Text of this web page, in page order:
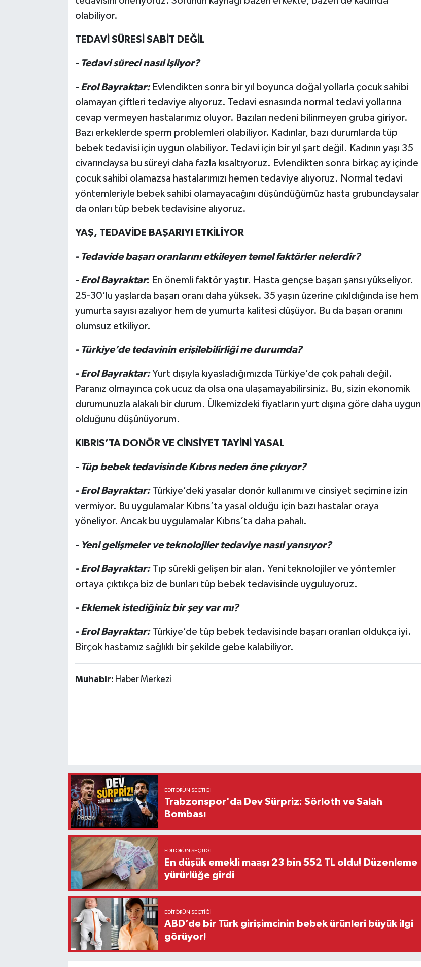
olabiliyor.
TEDAVİ SÜRESİ SABİT DEĞİL
- Tedavi süreci nasıl işliyor?
- Erol Bayraktar: Evlendikten sonra bir yıl boyunca doğal yollarla çocuk sahibi
olamayan çiftleri tedaviye alıyoruz. Tedavi esnasında normal tedavi yollarına
cevap vermeyen hastalarımız oluyor. Bazıları nedeni bilinmeyen gruba giriyor.
Bazı erkeklerde sperm problemleri olabiliyor. Kadınlar, bazı durumlarda tüp
bebek tedavisi için uygun olabiliyor. Tedavi için bir yıl şart değil. Kadının yaşı 35
civarındaysa bu süreyi daha fazla kısaltıyoruz. Evlendikten sonra birkaç ay içinde
çocuk sahibi olamazsa hastalarımızı hemen tedaviye alıyoruz. Normal tedavi
yöntemleriyle bebek sahibi olamayacağını düşündüğümüz hasta grubundaysalar
da onları tüp bebek tedavisine alıyoruz.
YAŞ, TEDAVİDE BAŞARIYI ETKİLİYOR
- Tedavide başarı oranlarını etkileyen temel faktörler nelerdir?
- Erol Bayraktar: En önemli faktör yaştır. Hasta gençse başarı şansı yükseliyor.
25-30’lu yaşlarda başarı oranı daha yüksek. 35 yaşın üzerine çıkıldığında ise hem
yumurta sayısı azalıyor hem de yumurta kalitesi düşüyor. Bu da başarı oranını
olumsuz etkiliyor.
- Türkiye’de tedavinin erişilebilirliği ne durumda?
- Erol Bayraktar: Yurt dışıyla kıyasladığımızda Türkiye’de çok pahalı değil.
Paranız olmayınca çok ucuz da olsa ona ulaşamayabilirsiniz. Bu, sizin ekonomik
durumunuzla alakalı bir durum. Ülkemizdeki fiyatların yurt dışına göre daha uygun
olduğunu düşünüyorum.
KIBRIS’TA DONÖR VE CİNSİYET TAYİNİ YASAL
- Tüp bebek tedavisinde Kıbrıs neden öne çıkıyor?
- Erol Bayraktar: Türkiye’deki yasalar donör kullanımı ve cinsiyet seçimine izin
vermiyor. Bu uygulamalar Kıbrıs’ta yasal olduğu için bazı hastalar oraya
yöneliyor. Ancak bu uygulamalar Kıbrıs’ta daha pahalı.
- Yeni gelişmeler ve teknolojiler tedaviye nasıl yansıyor?
- Erol Bayraktar: Tıp sürekli gelişen bir alan. Yeni teknolojiler ve yöntemler
ortaya çıktıkça biz de bunları tüp bebek tedavisinde uyguluyoruz.
- Eklemek istediğiniz bir şey var mı?
- Erol Bayraktar: Türkiye’de tüp bebek tedavisinde başarı oranları oldukça iyi.
Birçok hastamız sağlıklı bir şekilde gebe kalabiliyor.
Muhabir: Haber Merkezi
EDITÖRÜN SEÇTIĞI
Trabzonspor'da Dev Sürpriz: Sörloth ve Salah
Bombası
EDITÖRÜN SEÇTIĞI
En düşük emekli maaşı 23 bin 552 TL oldu! Düzenleme
yürürlüğe girdi
EDITÖRÜN SEÇTIĞI
ABD’de bir Türk girişimcinin bebek ürünleri büyük ilgi
görüyor!